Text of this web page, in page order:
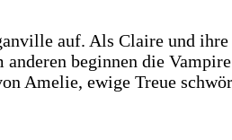
auf. Als Claire und
anderen beginnen die
Amelie, ewige Treue